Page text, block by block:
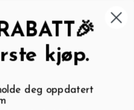
My wishlist ( 0
kjøp.
deg oppdatert